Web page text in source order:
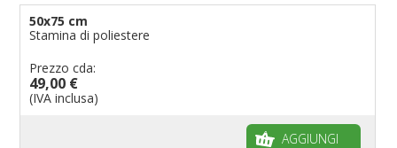
50x75 cm
Stamina di poliestere
Prezzo cda:
49,00 €
(IVA inclusa)
AGGIUNGI